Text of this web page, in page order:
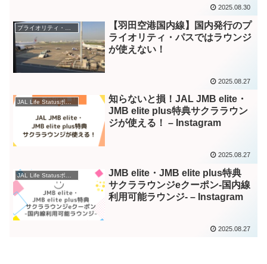
2025.08.30
【羽田空港国内線】国内発行のプ
ライオリティ・パスではラウンジ
が使えない！
2025.08.27
JAL Life Statusポイント – Instagram
知らないと損！JAL JMB elite・
JMB elite plus特典サクララウン
ジが使える！ – Instagram
2025.08.27
JAL Life Statusポイント – Instagram
JMB elite・JMB elite plus特典
サクララウンジeクーポン-国内線
利用可能ラウンジ- – Instagram
2025.08.27